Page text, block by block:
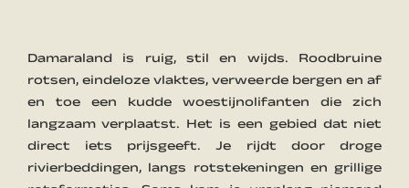
Damaraland is ruig, stil en wijds. Roodbruine
rotsen, eindeloze vlaktes, verweerde bergen en af
en toe een kudde woestijnolifanten die zich
langzaam verplaatst. Het is een gebied dat niet
direct iets prijsgeeft. Je rijdt door droge
rivierbeddingen, langs rotstekeningen en grillige